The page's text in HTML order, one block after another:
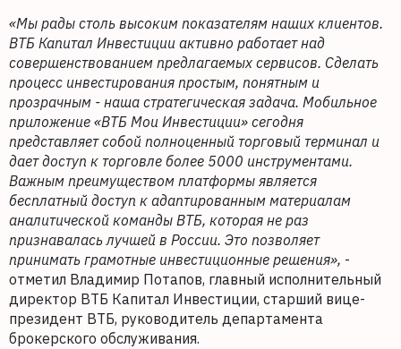
«Мы рады столь высоким показателям наших клиентов.
ВТБ Капитал Инвестиции активно работает над
совершенствованием предлагаемых сервисов. Сделать
процесс инвестирования простым, понятным и
прозрачным - наша стратегическая задача. Мобильное
приложение «ВТБ Мои Инвестиции» сегодня
представляет собой полноценный торговый терминал и
дает доступ к торговле более 5000 инструментами.
Важным преимуществом платформы является
бесплатный доступ к адаптированным материалам
аналитической команды ВТБ, которая не раз
признавалась лучшей в России. Это позволяет
принимать грамотные инвестиционные решения», -
отметил Владимир Потапов, главный исполнительный
директор ВТБ Капитал Инвестиции, старший вице-
президент ВТБ, руководитель департамента
брокерского обслуживания.